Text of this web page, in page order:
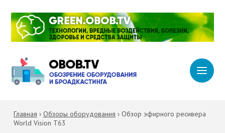
Главная › Обзоры оборудования › Обзор эфирного ресивера
World Vision T63